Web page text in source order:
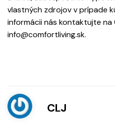
vlastných zdrojov v prípade
informácii nás kontaktujte na
info@comfortliving.sk.
CLJ